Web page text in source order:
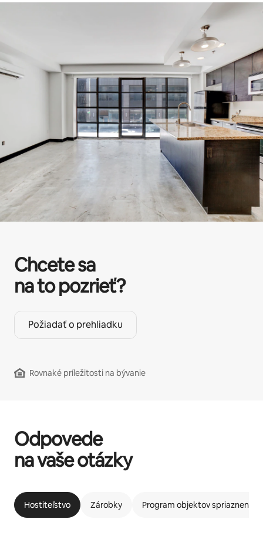
Chcete sa
na to pozrieť?
Požiadať o prehliadku
Rovnaké príležitosti na bývanie
Odpovede
na vaše otázky
Hostiteľstvo Zárobky Program objektov